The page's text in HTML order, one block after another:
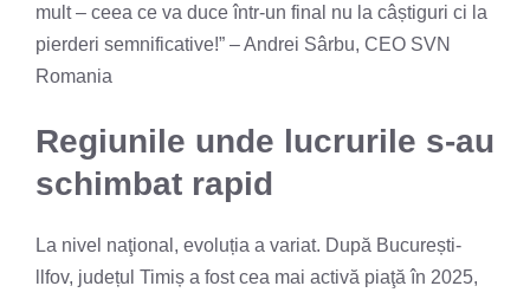
mult – ceea ce va duce într-un final nu la câștiguri ci la
pierderi semnificative!” – Andrei Sârbu, CEO SVN
Romania
Regiunile unde lucrurile s-au
schimbat rapid
La nivel naţional, evoluția a variat. După București-
llfov, județul Timiș a fost cea mai activă piaţă în 2025,